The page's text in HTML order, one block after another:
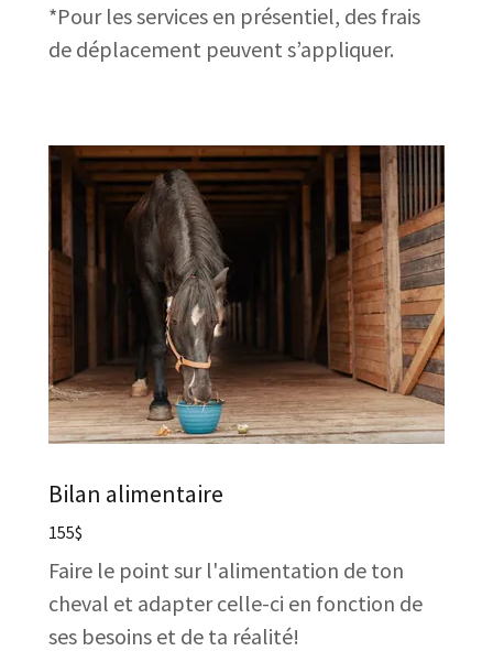
*Pour les services en présentiel, des frais
de déplacement peuvent s’appliquer.
Bilan alimentaire
155$
Faire le point sur l'alimentation de ton
cheval et adapter celle-ci en fonction de
ses besoins et de ta réalité!